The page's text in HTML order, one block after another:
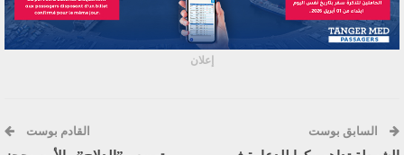
إعلان
السابق بوست القادم بوست